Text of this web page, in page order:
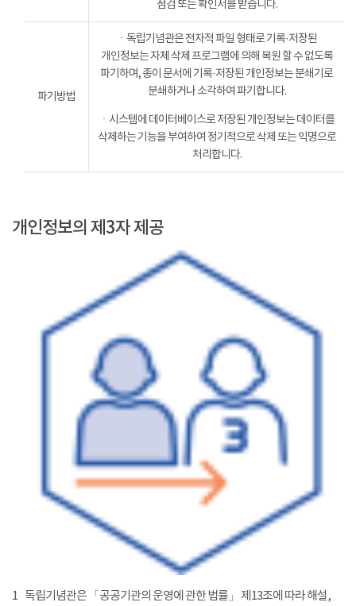
점검 또는 확인서를 받습니다.
파기방법
ㆍ독립기념관은 전자적 파일 형태로 기록·저장된
개인정보는 자체 삭제 프로그램에 의해 복원 할 수 없도록
파기하며, 종이 문서에 기록·저장된 개인정보는 분쇄기로
분쇄하거나 소각하여 파기합니다.
ㆍ시스템에 데이터베이스로 저장된 개인정보는 데이터를
삭제하는 기능을 부여하여 정기적으로 삭제 또는 익명으로
처리합니다.
개인정보의 제3자 제공
1 독립기념관은 「공공기관의 운영에 관한 법률」 제13조에 따라 해설,